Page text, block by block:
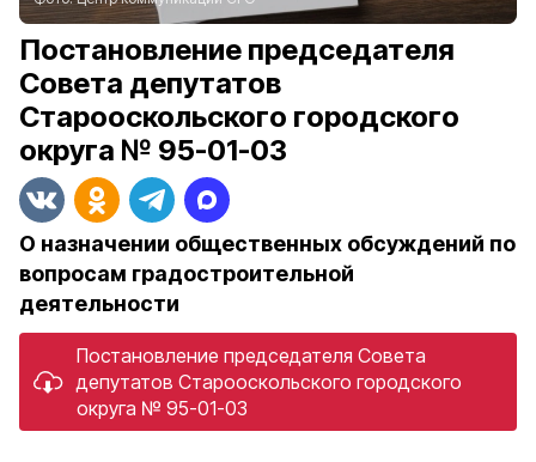
Постановление председателя
Совета депутатов
Старооскольского городского
округа № 95-01-03
О назначении общественных обсуждений по
вопросам градостроительной
деятельности
Постановление председателя Совета
депутатов Старооскольского городского
округа № 95-01-03